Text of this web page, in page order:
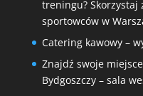
treningu?
sportowców w
Catering kawowy –
Znajdź swoje
Bydgoszczy – sala